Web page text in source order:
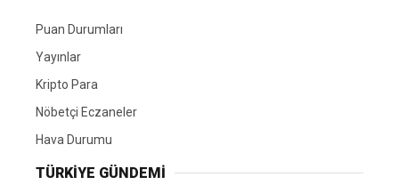
Puan Durumları
Yayınlar
Kripto Para
Nöbetçi Eczaneler
Hava Durumu
TÜRKIYE GÜNDEMI